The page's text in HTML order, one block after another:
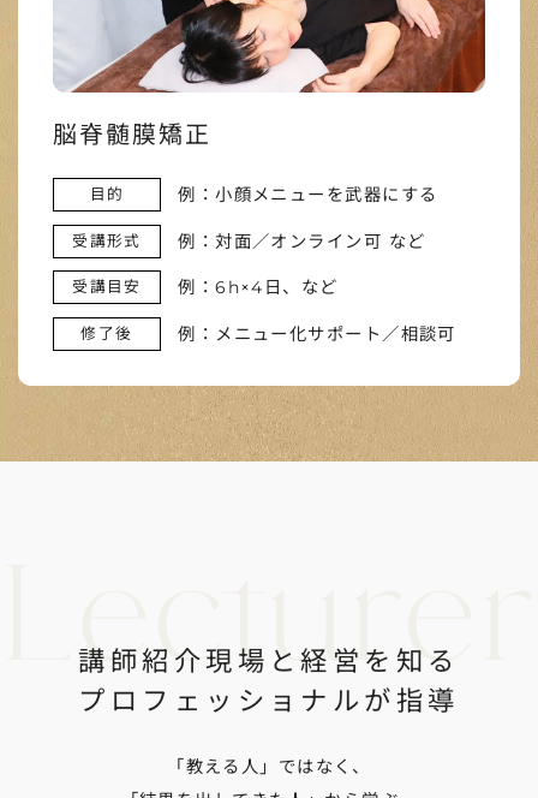
脳脊髄膜矯正
目的 例：小顔メニューを武器にする
受講形式 例：対面／オンライン可 など
受講目安 例：6h×4日、など
修了後 例：メニュー化サポート／相談可
講師紹介現場と経営を知る
プロフェッショナルが指導
「教える人」ではなく、